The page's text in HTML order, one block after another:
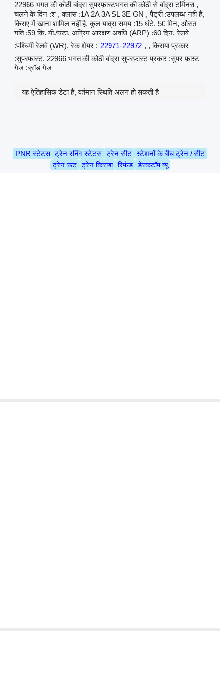
22966 भगत की कोठी बांद्रा सुपरफ़ास्टभगत की कोठी से बांद्रा टर्मिनस ,
चलने के दिन :श , क्लास :1A 2A 3A SL 3E GN , पैंट्री :उपलब्ध नहीं है,
किराए में खाना शामिल नहीं है, कुल यात्रा समय :15 घंटे, 50 मिन, औसत
गति :59 कि. मी./घंटा, अग्रिम आरक्षण अवधि (ARP) :60 दिन, रेलवे
:पश्चिमी रेलवे (WR), रेक शेयर : 22971-22972 , , किराया प्रकार
:सुपरफास्ट, 22966 भगत की कोठी बांद्रा सुपरफ़ास्ट प्रकार :सुपर फ़ास्ट
गेज :ब्रॉड गेज
यह ऐतिहासिक डेटा है, वर्तमान स्थिति अलग हो सकती है
PNR स्टेटस ट्रेन रनिंग स्टेटस ट्रेन सीट स्टेशनों के बीच ट्रेन / सीट
ट्रेन रूट ट्रेन किराया रिफंड डेस्कटॉप व्यू